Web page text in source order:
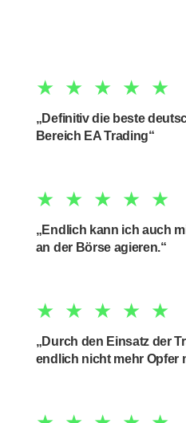
★★★★★
„Definitiv die beste
Bereich EA Trading“
★★★★★
„Endlich kann ich auch
an der Börse agieren.“
★★★★★
„Durch den Einsatz der
endlich nicht mehr Opfer